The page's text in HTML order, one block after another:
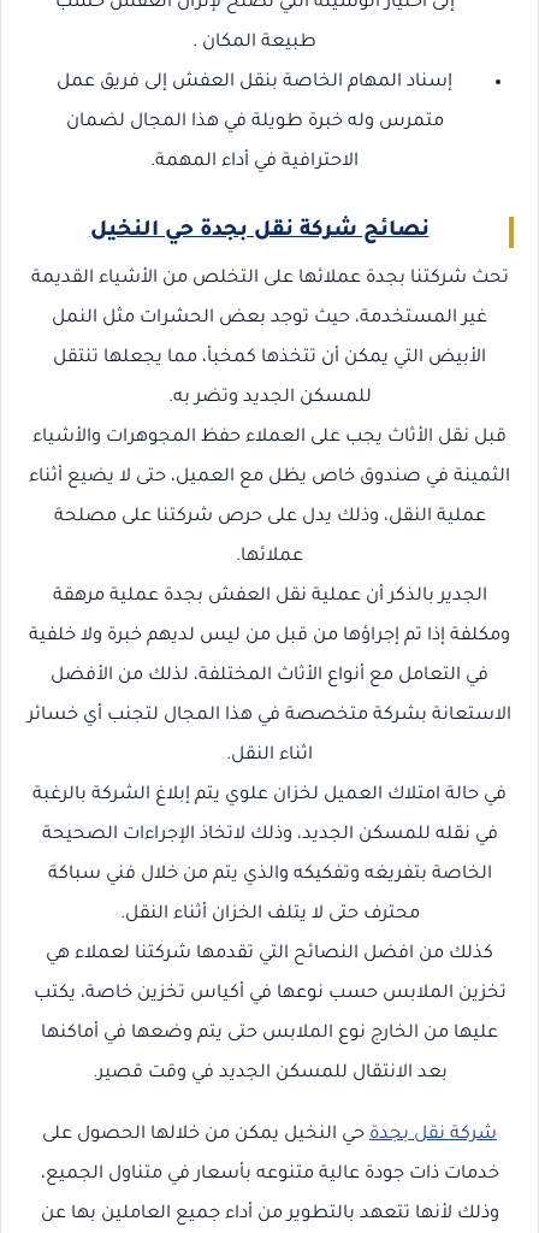
طبيعة المكان .
إسناد المهام الخاصة بنقل العفش إلى فريق عمل
متمرس وله خبرة طويلة في هذا المجال لضمان
الاحترافية في أداء المهمة.
نصائح شركة نقل بجدة حي النخيل
تحث شركتنا بجدة عملائها على التخلص من الأشياء القديمة
غير المستخدمة، حيث توجد بعض الحشرات مثل النمل
الأبيض التي يمكن أن تتخذها كمخبأ، مما يجعلها تنتقل
للمسكن الجديد وتضر به.
قبل نقل الأثاث يجب على العملاء حفظ المجوهرات والأشياء
الثمينة في صندوق خاص يظل مع العميل، حتى لا يضيع أثناء
عملية النقل، وذلك يدل على حرص شركتنا على مصلحة
عملائها.
الجدير بالذكر أن عملية نقل العفش بجدة عملية مرهقة
ومكلفة إذا تم إجراؤها من قبل من ليس لديهم خبرة ولا خلفية
في التعامل مع أنواع الأثاث المختلفة، لذلك من الأفضل
الاستعانة بشركة متخصصة في هذا المجال لتجنب أي خسائر
اثناء النقل.
في حالة امتلاك العميل لخزان علوي يتم إبلاغ الشركة بالرغبة
في نقله للمسكن الجديد، وذلك لاتخاذ الإجراءات الصحيحة
الخاصة بتفريغه وتفكيكه والذي يتم من خلال فني سباكة
محترف حتى لا يتلف الخزان أثناء النقل.
كذلك من افضل النصائح التي تقدمها شركتنا لعملاء هي
تخزين الملابس حسب نوعها في أكياس تخزين خاصة، يكتب
عليها من الخارج نوع الملابس حتى يتم وضعها في أماكنها
بعد الانتقال للمسكن الجديد في وقت قصير.
شركة نقل بجدة حي النخيل يمكن من خلالها الحصول على
خدمات ذات جودة عالية متنوعه بأسعار في متناول الجميع،
وذلك لأنها تتعهد بالتطوير من أداء جميع العاملين بها عن